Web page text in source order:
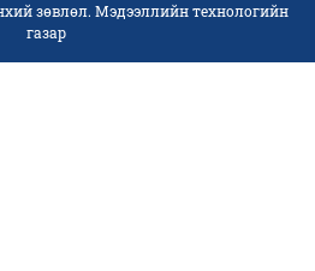
зөвлөл. Мэдээллийн технологийн
газар